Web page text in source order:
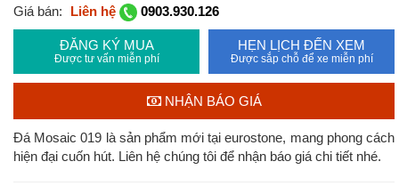
Giá bán:
Liên hệ 0903.930.126
ĐĂNG KÝ MUA
Được tư vấn miễn phí
HẸN LỊCH ĐẾN XEM
Được sắp chỗ để xe miễn phí
NHẬN BÁO GIÁ
Đá Mosaic 019 là sản phẩm mới tại eurostone, mang phong cách
hiện đại cuốn hút. Liên hệ chúng tôi để nhận báo giá chi tiết nhé.